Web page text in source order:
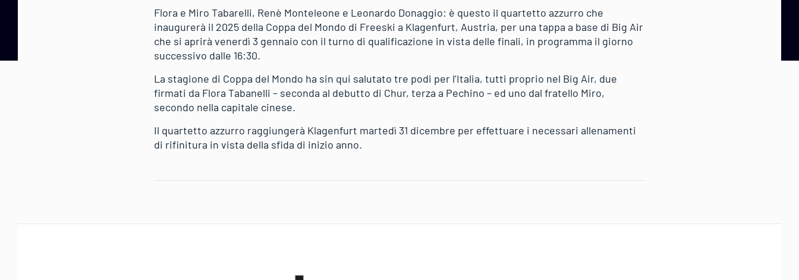
Flora e Miro Tabarelli, Renè Monteleone e Leonardo Donaggio: è questo il quartetto azzurro che
inaugurerà il 2025 della Coppa del Mondo di Freeski a Klagenfurt, Austria, per una tappa a base di Big Air
che si aprirà venerdì 3 gennaio con il turno di qualificazione in vista delle finali, in programma il giorno
successivo dalle 16:30.
La stagione di Coppa del Mondo ha sin qui salutato tre podi per l’Italia, tutti proprio nel Big Air, due
firmati da Flora Tabanelli – seconda al debutto di Chur, terza a Pechino – ed uno dal fratello Miro,
secondo nella capitale cinese.
Il quartetto azzurro raggiungerà Klagenfurt martedì 31 dicembre per effettuare i necessari allenamenti
di rifinitura in vista della sfida di inizio anno.